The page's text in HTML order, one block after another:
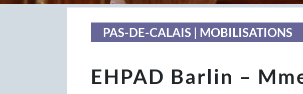
PAS-DE-CALAIS | MOBILISATIONS
EHPAD Barlin –